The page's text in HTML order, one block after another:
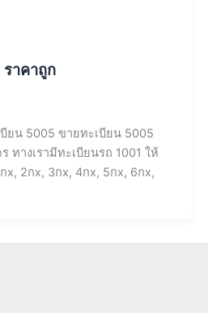
าคาถูก
ยน 5005 ขายทะเบียน 5005
ทางเรามีทะเบียนรถ 1001 ให้
x, 2กx, 3กx, 4กx, 5กx, 6กx,